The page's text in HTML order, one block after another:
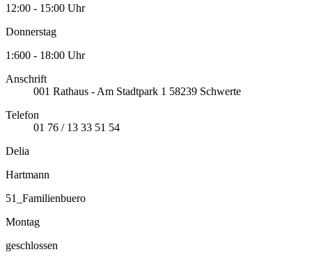
12:00 - 15:00 Uhr
Donnerstag
1:600 - 18:00 Uhr
Anschrift
001 Rathaus - Am Stadtpark 1 58239 Schwerte
Telefon
01 76 / 13 33 51 54
Delia
Hartmann
51_Familienbuero
Montag
geschlossen